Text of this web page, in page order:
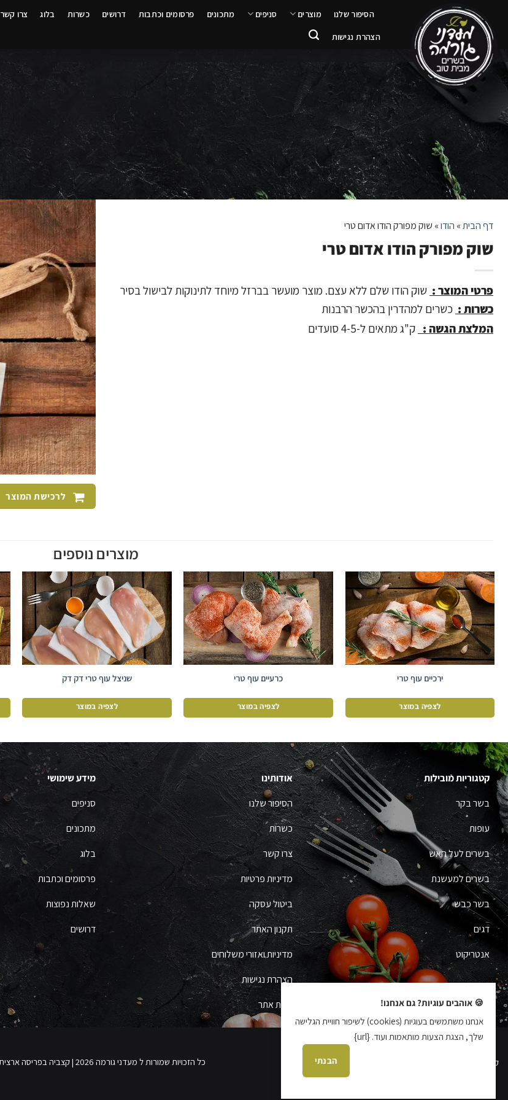
הסיפור שלנו מוצרים סניפים מתכונים פרסומים וכתבות דרושים כשרות בלוג צרו קשר
הצהרת נגישות
דף הבית» הודו» שוק מפורק הודו אדום טרי
שוק מפורק הודו אדום טרי
פרטי המוצר : שוק הודו שלם ללא עצם. מוצר מועשר בברזל מיוחד לתינוקות לבישול בסיר
כשרות : כשרים למהדרין בהכשר הרבנות
המלצת הגשה : ק"ג מתאים ל-4-5 סועדים
לרכישת המוצר
מוצרים נוספים
ירכיים עוף טרי
לצפיה במוצר
כרעיים עוף טרי
לצפיה במוצר
שניצל עוף טרי דק דק
לצפיה במוצר
קטגוריות מובילות
בשר בקר
עופות
בשרים לעל האש
בשרים למעשנת
בשר כבש
דגים
אנטריקוט
אודותינו
הסיפור שלנו
כשרות
צרו קשר
מדיניות פרטיות
ביטול עסקה
תקנון האתר
מדיניות ואזורי משלוחים
הצהרת נגישות
מפת אתר
מידע שימושי
סניפים
מתכונים
בלוג
פרסומים וכתבות
שאלות נפוצות
דרושים
קידום אתרים עידן בן אור כל הזכויות שמורות ל מעדני גורמה 2026 | קצביה בפריסה ארצית ©
🍪 אוהבים עוגיות? גם אנחנו!
אנחנו משתמשים בעוגיות (cookies) לשיפור חוויית הגלישה
שלך, הצגת הצעות מותאמות ועוד. {url}
הבנתי